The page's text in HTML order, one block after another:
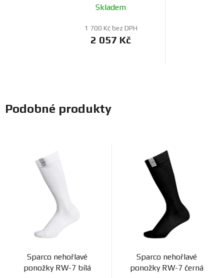
Skladem
1 700 Kč bez DPH
2 057 Kč
Podobné produkty
Sparco nehořlavé
ponožky RW-7 bílá
Sparco nehořlavé
ponožky RW-7 černá